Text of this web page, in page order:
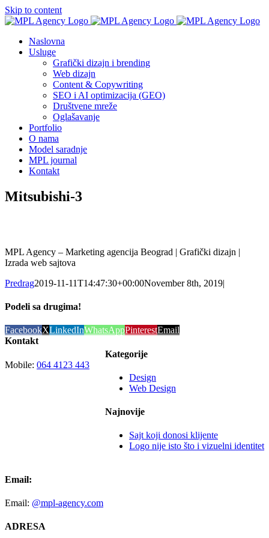
Skip to content
Naslovna
Usluge
Grafički dizajn i brending
Web dizajn
Content & Copywriting
SEO i AI optimizacija (GEO)
Društvene mreže
Oglašavanje
Portfolio
O nama
Model saradnje
MPL journal
Kontakt
Mitsubishi-3
MPL Agency – Marketing agencija Beograd | Grafički dizajn |
Izrada web sajtova
Predrag2019-11-11T14:47:30+00:00November 8th, 2019|
Podeli sa drugima!
FacebookXLinkedInWhatsAppPinterestEmail
Kategorije
Design
Web Design
Najnovije
Sajt koji donosi klijente
Logo nije isto što i vizuelni identitet
Kontakt
Mobile: 064 4123 443
Email:
Email: @mpl-agency.com
ADRESA